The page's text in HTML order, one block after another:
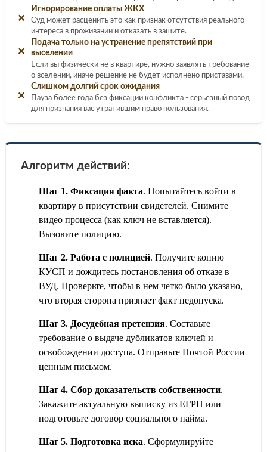
✕
Игнорирование оплаты ЖКХ
Суд может расценить это как признак отсутствия реального
интереса в проживании и отказать в защите.
✕
Подача только на устранение препятствий при
выселении
Если вы физически не в квартире, нужно заявлять требование
о вселении, иначе решение не будет исполнено приставами.
✕
Слишком долгий срок ожидания
Пауза более года без фиксации конфликта - серьезный повод
для признания вас утратившим право пользования.
Алгоритм действий:
Шаг 1. Фиксация факта. Попытайтесь войти в
квартиру в присутствии свидетелей. Снимите
видео процесса (как ключ не вставляется).
Вызовите полицию.
Шаг 2. Работа с полицией. Получите копию
КУСП и дождитесь постановления об отказе в
ВУД. Проверьте, чтобы в нем четко было указано,
что вторая сторона признает факт недопуска.
Шаг 3. Досудебная претензия. Составьте
требование о выдаче дубликатов ключей и
освобождении доступа. Отправьте Почтой России
ценным письмом.
Шаг 4. Сбор доказательств собственности.
Закажите актуальную выписку из ЕГРН или
подготовьте договор социального найма.
Шаг 5. Подготовка иска. Сформулируйте